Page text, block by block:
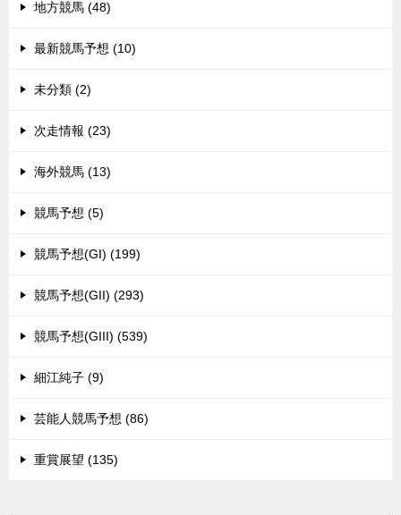
地方競馬 (48)
最新競馬予想 (10)
未分類 (2)
次走情報 (23)
海外競馬 (13)
競馬予想 (5)
競馬予想(GI) (199)
競馬予想(GII) (293)
競馬予想(GIII) (539)
細江純子 (9)
芸能人競馬予想 (86)
重賞展望 (135)